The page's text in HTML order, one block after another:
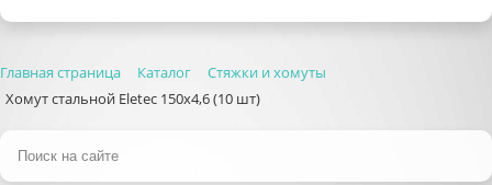
Главная страница Каталог
Стяжки и хомуты
Хомут стальной Eletec 150х4,6 (10 шт)